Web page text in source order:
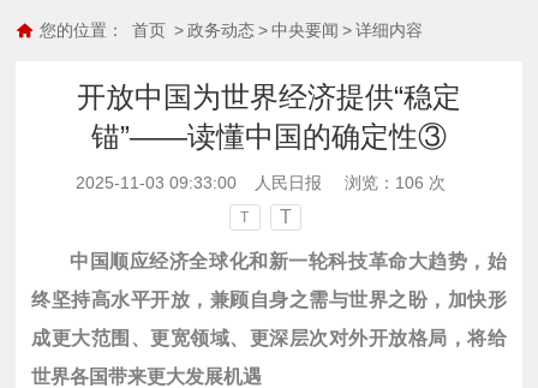
您的位置： 首页 > 政务动态 > 中央要闻 > 详细内容
开放中国为世界经济提供“稳定
锚”——读懂中国的确定性③
2025-11-03 09:33:00 人民日报 浏览： 106 次
T T
中国顺应经济全球化和新一轮科技革命大趋势，始
终坚持高水平开放，兼顾自身之需与世界之盼，加快形
成更大范围、更宽领域、更深层次对外开放格局，将给
世界各国带来更大发展机遇